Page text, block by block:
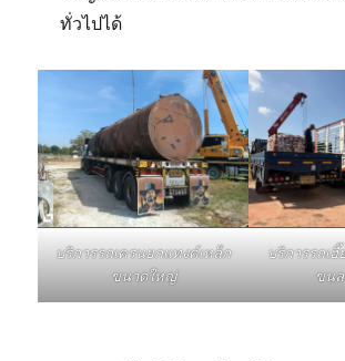
ทั่วไปได้
บริการรถเครนยกแทงค์เหล็ก
ขนาดใหญ่
บริการรถเ
ขนล